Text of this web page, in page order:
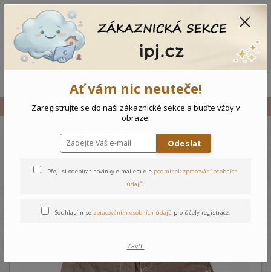
Vše Dětské kraťasy
Dětské kraťasy
Ať vám nic neuteče!
Zaregistrujte se do naší zákaznické sekce a buďte vždy v
obraze.
Odeslat
Přeji si odebírat novinky e-mailem dle podmínek zpracování osobních
údajů.
Souhlasím se zpracováním osobních údajů pro účely registrace.
Zavřít